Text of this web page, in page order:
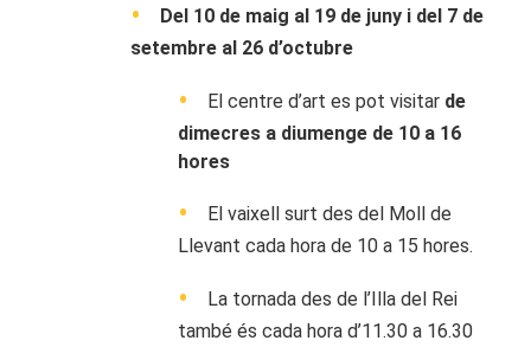
Del 10 de maig al 19 de juny i del 7 de
setembre al 26 d’octubre
El centre d’art es pot visitar de
dimecres a diumenge de 10 a 16
hores
El vaixell surt des del Moll de
Llevant cada hora de 10 a 15 hores.
La tornada des de l’Illa del Rei
també és cada hora d’11.30 a 16.30